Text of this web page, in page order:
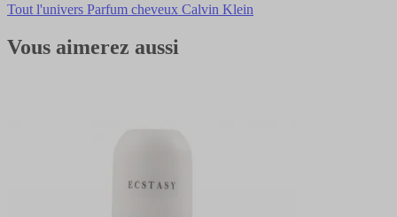
Tout l'univers Parfum cheveux Calvin Klein
Vous aimerez aussi